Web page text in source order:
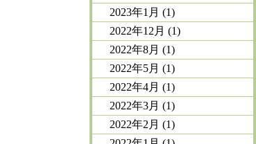
2023年1月 (1)
2022年12月 (1)
2022年8月 (1)
2022年5月 (1)
2022年4月 (1)
2022年3月 (1)
2022年2月 (1)